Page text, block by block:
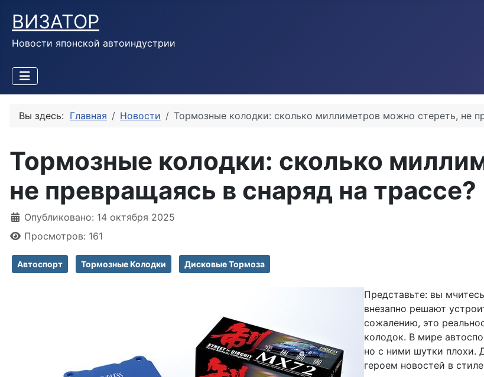
ВИЗАТОР
Новости японской автоиндустрии
Вы здесь: Главная Новости Тормозные колодки: сколько миллиметров можно стереть, не
Тормозные колодки: сколько
не превращаясь в снаряд на трассе?
Информация о материале
Опубликовано: 14 октября 2025
Просмотров: 161
Автоспорт Тормозные Колодки Дисковые Тормоза
Представьте: вы
внезапно решают
сожалению, это
колодок. В мире
но с ними шутки плохи.
героем новостей в